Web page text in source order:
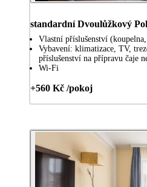
standardní Dvoulůžkový
Vlastní příslušenství
Vybavení: klimatizace, TV,
příslušenství na přípravu čaje
Wi-Fi
+560 Kč /pokoj